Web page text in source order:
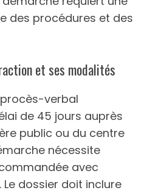
des procédures et des
et ses modalités
verbal
de 45 jours auprès
public ou du centre
nécessite
avec
dossier doit inclure